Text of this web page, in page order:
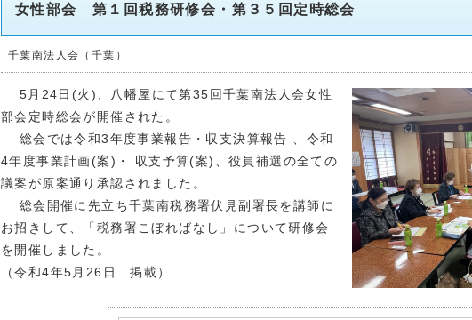
女性部会 第１回税務研修会・第３５回定時総会
千葉南法人会（千葉）
5月24日(火)、八幡屋にて第35回千葉南法人会女性
部会定時総会が開催された。
総会では令和3年度事業報告・収支決算報告 、令和
4年度事業計画(案)・ 収支予算(案)、役員補選の全ての
議案が原案通り承認されました。
総会開催に先立ち千葉南税務署伏見副署長を講師に
お招きして、「税務署こぼればなし」について研修会
を開催しました。
（令和4年5月26日 掲載）